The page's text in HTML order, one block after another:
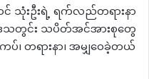
သုံးဦးရဲ့ ရက်လည်တရားနာ
ေသတွင်း သပိတ်အင်အားစုတွေ
တရားနာ၊ အမျှဝေခဲ့တယ်